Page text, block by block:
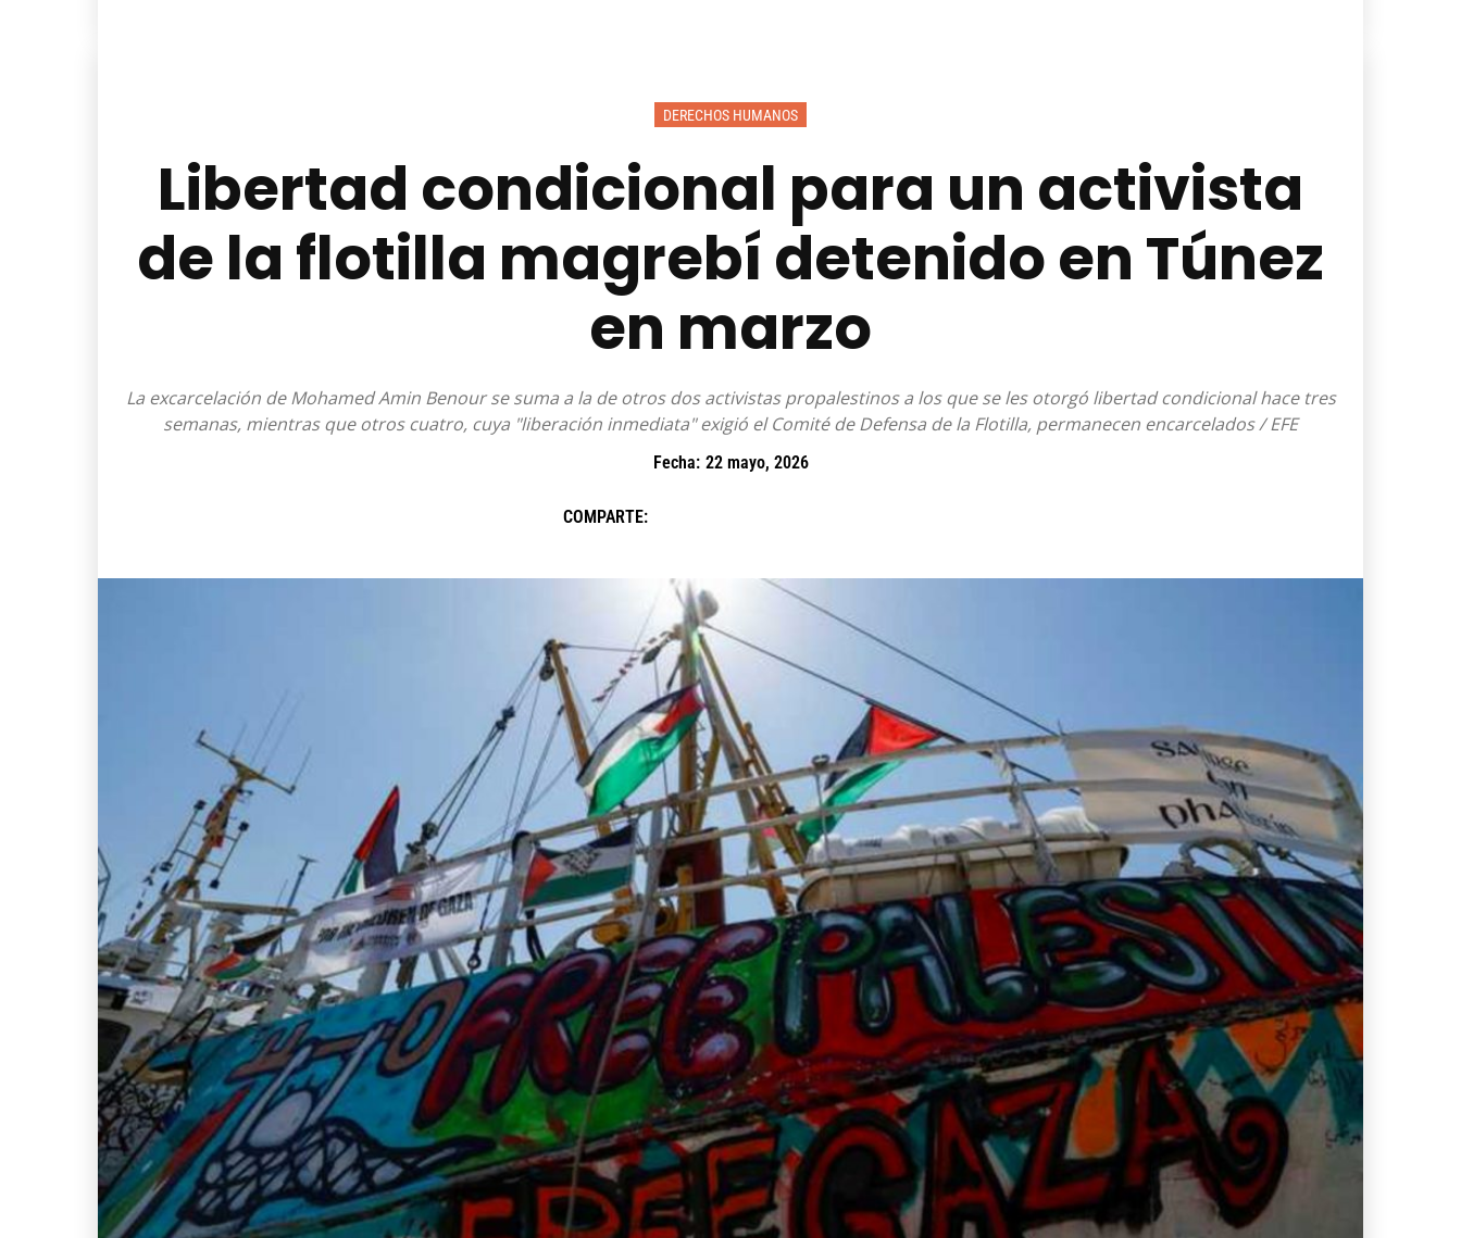
DERECHOS HUMANOS
Libertad condicional para un activista
de la flotilla magrebí detenido en Túnez
en marzo
La excarcelación de Mohamed Amin Benour se suma a la de otros dos activistas propalestinos a los que se les otorgó libertad condicional hace tres
semanas, mientras que otros cuatro, cuya "liberación inmediata" exigió el Comité de Defensa de la Flotilla, permanecen encarcelados / EFE
Fecha: 22 mayo, 2026
COMPARTE: